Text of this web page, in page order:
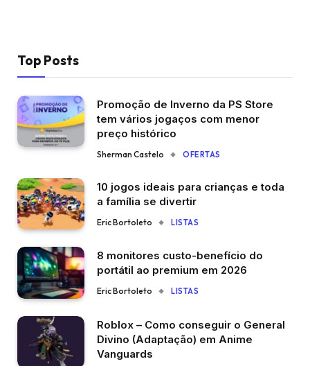
Top Posts
Promoção de Inverno da PS Store
tem vários jogaços com menor
preço histórico
Sherman Castelo OFERTAS
10 jogos ideais para crianças e toda
a família se divertir
Eric Bortoleto LISTAS
8 monitores custo-benefício do
portátil ao premium em 2026
Eric Bortoleto LISTAS
Roblox – Como conseguir o General
Divino (Adaptação) em Anime
Vanguards